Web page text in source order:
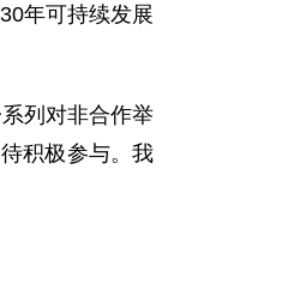
年可持续发展
列对非合作举
积极参与。我